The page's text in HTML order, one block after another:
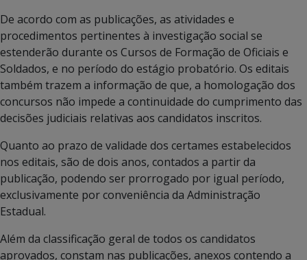
De acordo com as publicações, as atividades e
procedimentos pertinentes à investigação social se
estenderão durante os Cursos de Formação de Oficiais e
Soldados, e no período do estágio probatório. Os editais
também trazem a informação de que, a homologação dos
concursos não impede a continuidade do cumprimento das
decisões judiciais relativas aos candidatos inscritos.
Quanto ao prazo de validade dos certames estabelecidos
nos editais, são de dois anos, contados a partir da
publicação, podendo ser prorrogado por igual período,
exclusivamente por conveniência da Administração
Estadual.
Além da classificação geral de todos os candidatos
aprovados, constam nas publicações, anexos contendo a